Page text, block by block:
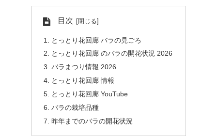
目次
とっとり花回廊 バラの見ごろ
とっとり花回廊 のバラの開花状況 2026
バラまつり情報 2026
とっとり花回廊 情報
とっとり花回廊 YouTube
バラの栽培品種
昨年までのバラの開花状況